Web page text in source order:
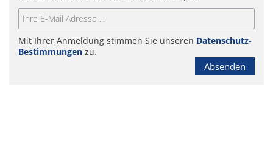
Mit Ihrer Anmeldung stimmen Sie unseren Datenschutz-
Bestimmungen zu.
Absenden